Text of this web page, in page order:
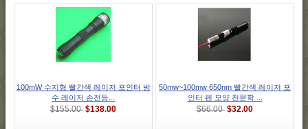
100mW 수지형 빨간색 레이저 포인터 방
수 레이저 손전등...
$155.00 $138.00
50mw~100mw 650nm 빨간색 레이저 포
인터 펜 모양 천문학 ...
$66.00 $32.00